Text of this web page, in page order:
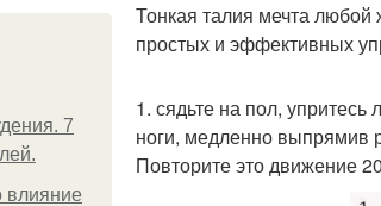
7
влияние
Тонкая талия мечта
простых и эффективных
1. сядьте на пол,
ноги, медленно выпрямив
Повторите это движение